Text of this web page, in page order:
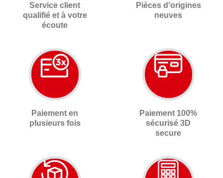
Service client
qualifié et à votre
écoute
Pièces d'origines
neuves
Paiement en
plusieurs fois
Paiement 100%
sécurisé 3D
secure